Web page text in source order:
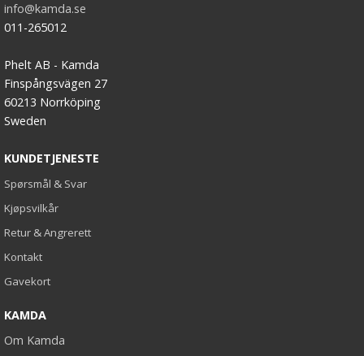
info@kamda.se
011-265012
Phelt AB - Kamda
Finspångsvägen 27
60213 Norrköping
Sweden
KUNDETJENESTE
Spørsmål & Svar
Kjøpsvilkår
Retur & Angrerett
Kontakt
Gavekort
KAMDA
Om Kamda